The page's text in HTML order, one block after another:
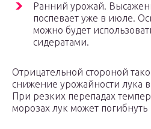
Ранний урожай.
поспевает уже в июле.
можно будет
сидератами.
Отрицательной стороной
снижение урожайности лука
При резких перепадах
морозах лук может погибнуть